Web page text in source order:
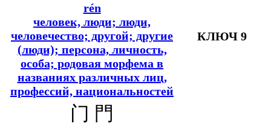
rén
человек, люди; люди,
человечество; другой; другие
(люди); персона, личность,
особа; родовая морфема в
названиях различных лиц,
профессий, национальностей
КЛЮЧ 9
门 門